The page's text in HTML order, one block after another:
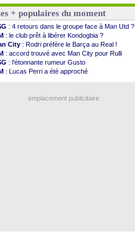
: Côme pousse pour Gouiri
Utd: le groupe pour défier le PSG
: Caen premier leader
: Højbjerg, son agent maintient le suspense
: Gouiri évoque son avenir
: le transfert d'Asllani tombe à l'eau
: 1ère utilisation du Football Video Support
: Benatia envoie une pique à Longoria
: Al-Ahli veut Pape Gueye
: un gardien norvégien en approche ?
+ populaires du moment
: 4 retours dans le groupe face à Man Utd ?
: le club prêt à libérer Kondogbia ?
City : Rodri préfère le Barça au Real !
: accord trouvé avec Man City pour Rulli
: l'étonnante rumeur Gusto
: Lucas Perri a été approché
emplacement publicitaire